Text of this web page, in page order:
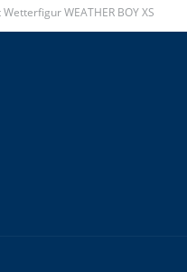
WEATHER BOY XS